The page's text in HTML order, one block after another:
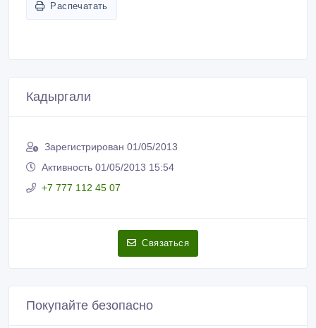
Распечатать
Кадыргали
Зарегистрирован 01/05/2013
Активность 01/05/2013 15:54
+7 777 112 45 07
Связаться
Покупайте безопасно